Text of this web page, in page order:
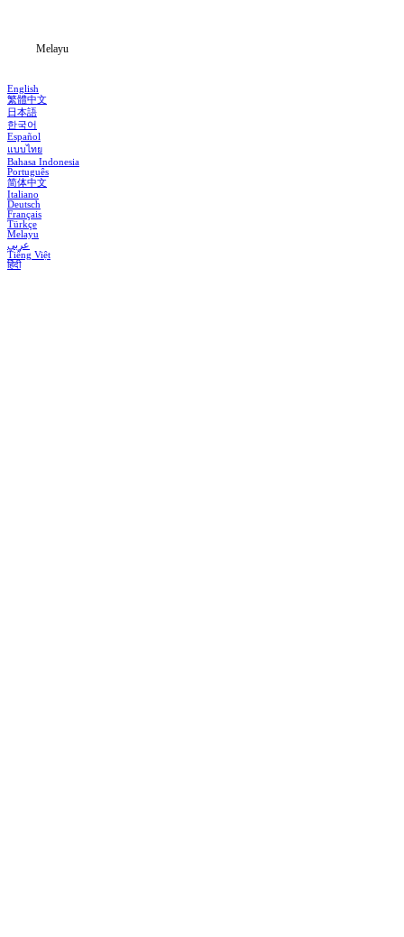
Melayu
English
繁體中文
日本語
한국어
Español
แบบไทย
Bahasa Indonesia
Português
简体中文
Italiano
Deutsch
Français
Türkçe
Melayu
عربي
Tiếng Việt
हिंदी